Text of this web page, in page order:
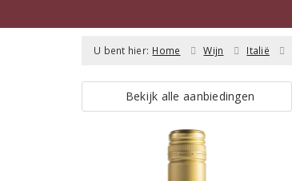
U bent hier: Home Wijn Italië
Bekijk alle aanbiedingen